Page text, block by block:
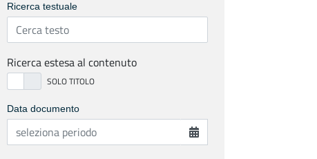
Ricerca testuale
Ricerca estesa al contenuto
Data documento